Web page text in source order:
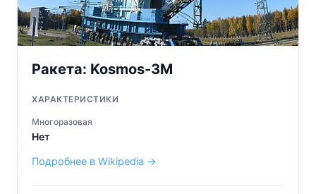
Ракета: Kosmos-3M
ХАРАКТЕРИСТИКИ
Многоразовая
Нет
Подробнее в Wikipedia →